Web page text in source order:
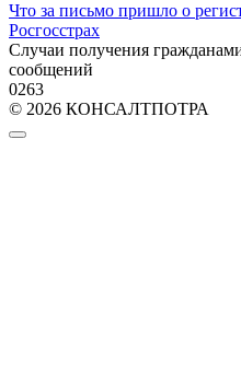
Что за письмо пришло о
Росгосстрах
Случаи получения
сообщений
0263
© 2026 КОНСАЛТПОТРА